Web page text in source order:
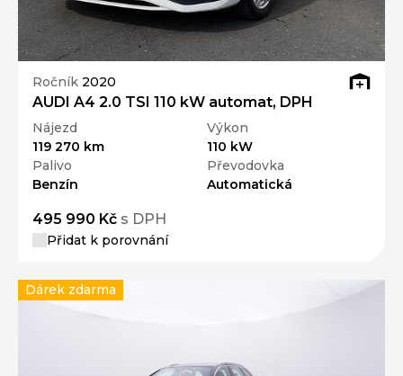
Ročník 2020
AUDI A4 2.0 TSI 110 kW automat, DPH
Nájezd
119 270 km
Výkon
110 kW
Palivo
Benzín
Převodovka
Automatická
495 990 Kč s DPH
Přidat k porovnání
Dárek zdarma